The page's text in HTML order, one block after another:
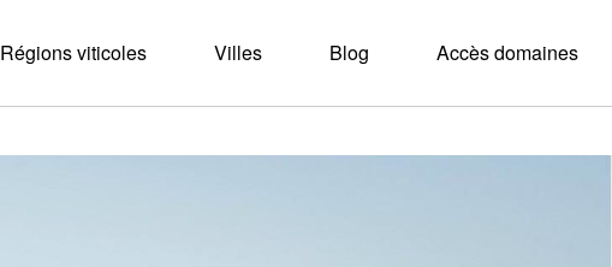
Régions viticoles Villes Blog Accès domaines